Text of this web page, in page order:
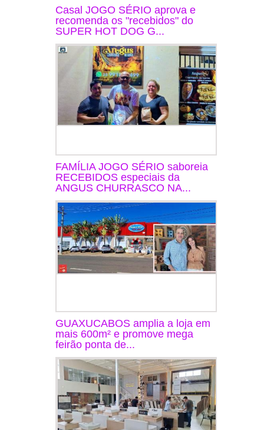
Casal JOGO SÉRIO aprova e
recomenda os "recebidos" do
SUPER HOT DOG G...
FAMÍLIA JOGO SÉRIO saboreia
RECEBIDOS especiais da
ANGUS CHURRASCO NA...
GUAXUCABOS amplia a loja em
mais 600m² e promove mega
feirão ponta de...